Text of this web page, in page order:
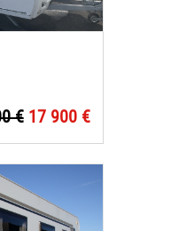
€ 17 900 €